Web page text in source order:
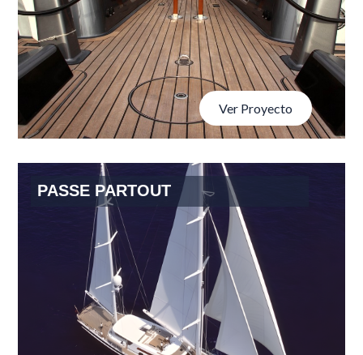
Ver Proyecto
ADRIÁN HOTELES
PASSE PARTOUT